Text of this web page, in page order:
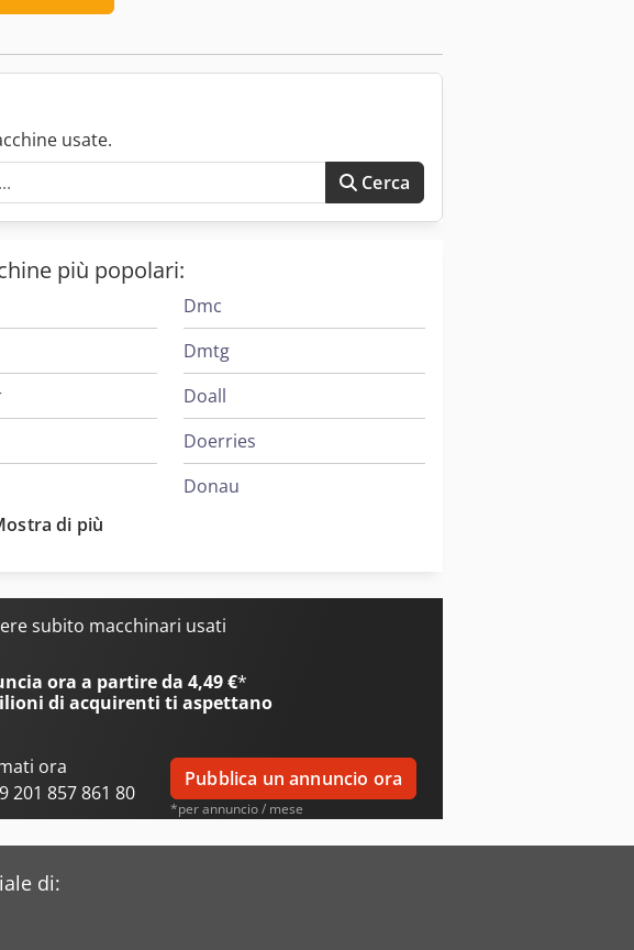
usate.
Cerca
più popolari:
Dmc
Dmtg
Doall
Doerries
Donau
di più
subito macchinari usati
ora a partire da 4,49 €*
di acquirenti ti aspettano
ora
201 857 861 80
Pubblica un annuncio ora
*per annuncio / mese
di: